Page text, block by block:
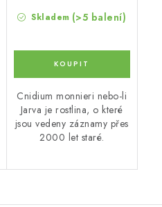
Skladem (>5 balení)
Cnidium monnieri nebo-li
Jarva je rostlina, o které
jsou vedeny záznamy přes
2000 let staré.